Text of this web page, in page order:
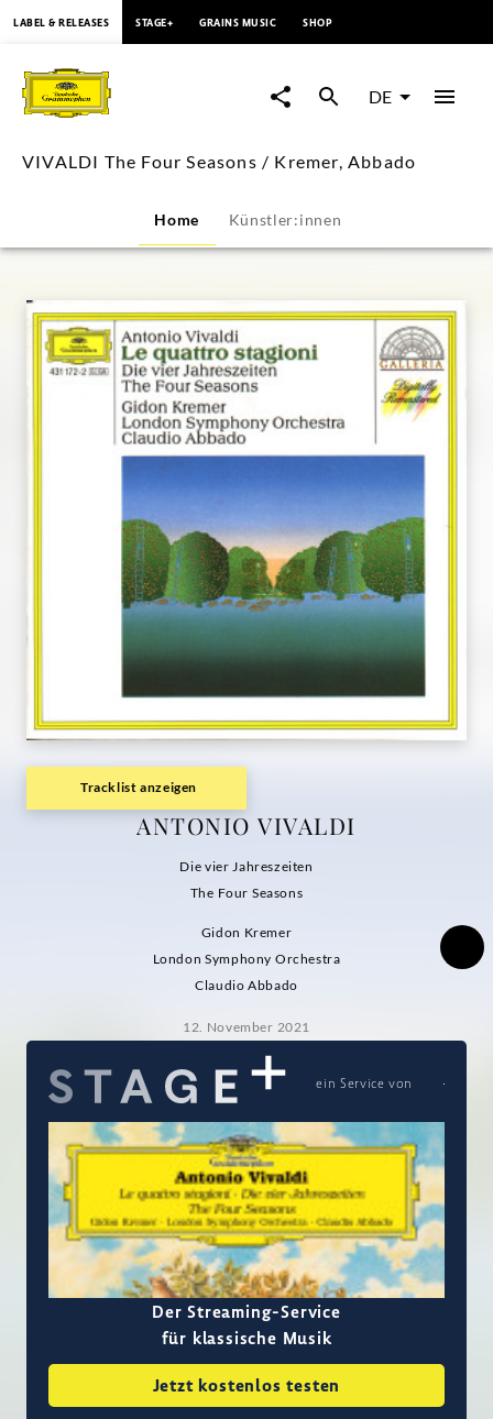
VIVALDI
The
Four
/
Kremer,
Abbado
Deutsche
Grammophon
LABEL & RELEASES STAGE+ GRAINS MUSIC SHOP
DE
VIVALDI The Four Seasons / Kremer, Abbado
Home Künstler:innen
Tracklist anzeigen
ANTONIO VIVALDI
Die vier Jahreszeiten
The Four Seasons
Gidon Kremer
London Symphony Orchestra
Claudio Abbado
12. November 2021
ein Service von
Der Streaming-Service
für klassische Musik
Jetzt kostenlos testen